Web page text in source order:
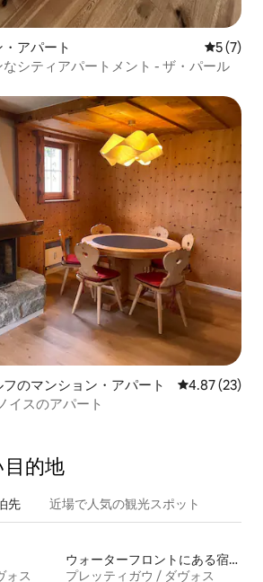
アパート レビュー
5 (7)
シティアパートメント - ザ・パール
のマンション・アパート レビュー23
4.87 (23)
イスのアパート
的⁠地
先 近場で人気の観光スポット
ォス
ウォーターフロントにある宿泊施設
プレッティガウ / ダヴォス